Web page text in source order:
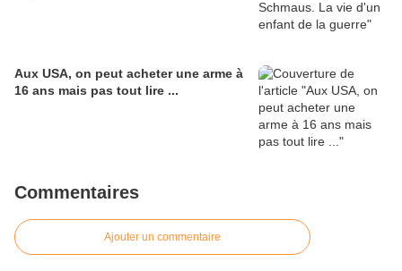
Aux USA, on peut acheter une arme à
16 ans mais pas tout lire ...
Commentaires
Ajouter un commentaire